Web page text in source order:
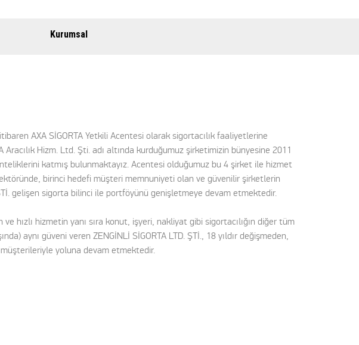
Kurumsal
AXA SİGORTA Yetkili Acentesi olarak sigortacılık faaliyetlerine
Aracılık Hizm. Ltd. Şti. adı altında kurduğumuz şirketimizin bünyesine 2011
katmış bulunmaktayız. Acentesi olduğumuz bu 4 şirket ile hizmet
birinci hedefi müşteri memnuniyeti olan ve güvenilir şirketlerin
gelişen sigorta bilinci ile portföyünü genişletmeye devam etmektedir.
hızlı hizmetin yanı sıra konut, işyeri, nakliyat gibi sigortacılığın diğer tüm
aynı güveni veren ZENGİNLİ SİGORTA LTD. ŞTİ., 18 yıldır değişmeden,
yoluna devam etmektedir.